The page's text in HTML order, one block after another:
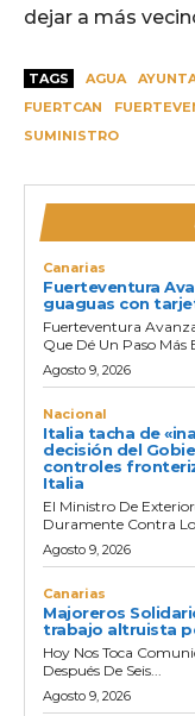
dejar a más
TAGS AGUA
FUERTCAN
SUMINISTRO
Canarias
Fuerteventura
guaguas con
Fuerteventura
Que Dé Un Paso Más
Agosto 9, 2026
Nacional
Italia tacha de
decisión del
controles
Italia
El Ministro De
Duramente Contra
Agosto 9, 2026
Canarias
Majoreros
trabajo altruista
Hoy Nos Toca
Después De Seis...
Agosto 9, 2026